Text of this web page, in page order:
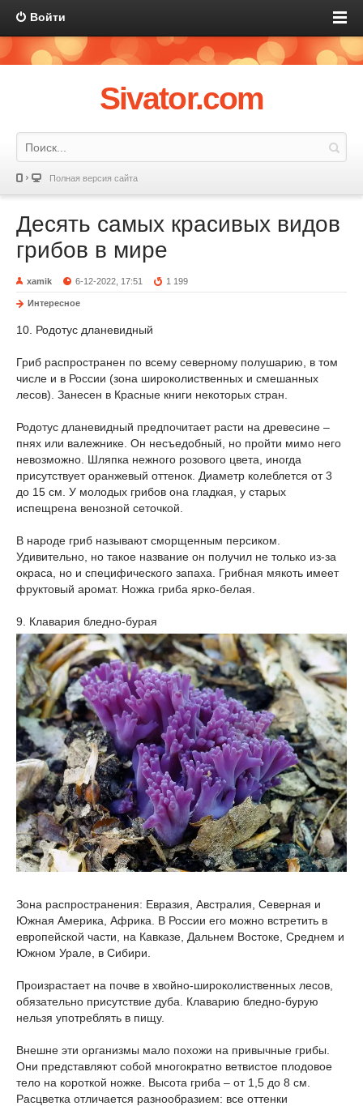
Войти
Sivator.com
Полная версия сайта
Десять самых красивых видов
грибов в мире
xamik 6-12-2022, 17:51 1 199
Интересное
10. Родотус дланевидный
Гриб распространен по всему северному полушарию, в том
числе и в России (зона широколиственных и смешанных
лесов). Занесен в Красные книги некоторых стран.
Родотус дланевидный предпочитает расти на древесине –
пнях или валежнике. Он несъедобный, но пройти мимо него
невозможно. Шляпка нежного розового цвета, иногда
присутствует оранжевый оттенок. Диаметр колеблется от 3
до 15 см. У молодых грибов она гладкая, у старых
испещрена венозной сеточкой.
В народе гриб называют сморщенным персиком.
Удивительно, но такое название он получил не только из-за
окраса, но и специфического запаха. Грибная мякоть имеет
фруктовый аромат. Ножка гриба ярко-белая.
9. Клавария бледно-бурая
Зона распространения: Евразия, Австралия, Северная и
Южная Америка, Африка. В России его можно встретить в
европейской части, на Кавказе, Дальнем Востоке, Среднем и
Южном Урале, в Сибири.
Произрастает на почве в хвойно-широколиственных лесов,
обязательно присутствие дуба. Клаварию бледно-бурую
нельзя употреблять в пищу.
Внешне эти организмы мало похожи на привычные грибы.
Они представляют собой многократно ветвистое плодовое
тело на короткой ножке. Высота гриба – от 1,5 до 8 см.
Расцветка отличается разнообразием: все оттенки